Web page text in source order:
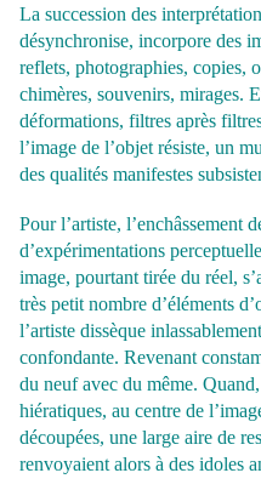
La succession des
désynchronise, incorpore des
reflets, photographies, copies,
chimères, souvenirs, mirages.
déformations, filtres après
l’image de l’objet résiste, un
des qualités manifestes
Pour l’artiste, l’enchâssement
d’expérimentations
image, pourtant tirée du réel,
très petit nombre d’éléments
l’artiste dissèque
confondante. Revenant
du neuf avec du même.
hiératiques, au centre de
découpées, une large aire de
renvoyaient alors à des idoles